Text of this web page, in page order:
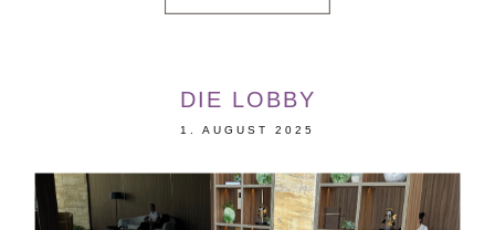
DIE LOBBY
1. AUGUST 2025